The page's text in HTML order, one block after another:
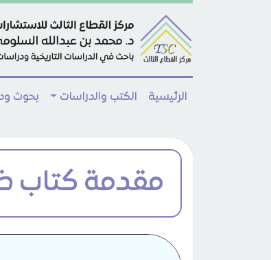
Skip to main content
الرئيسية الكتب والدراسات بحوث
مقدمة كتاب